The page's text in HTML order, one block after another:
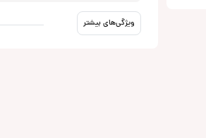
ویژگی‌های بیشتر